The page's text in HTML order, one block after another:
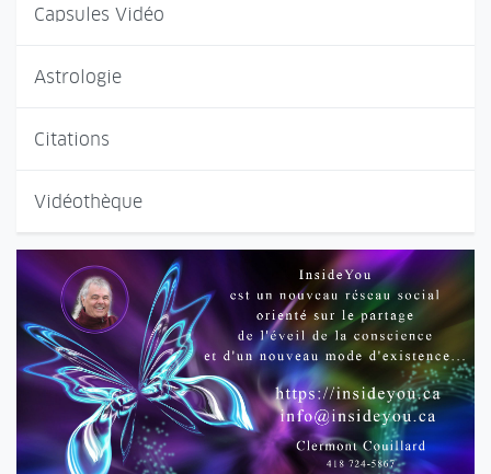
Capsules Vidéo
Astrologie
Citations
Vidéothèque